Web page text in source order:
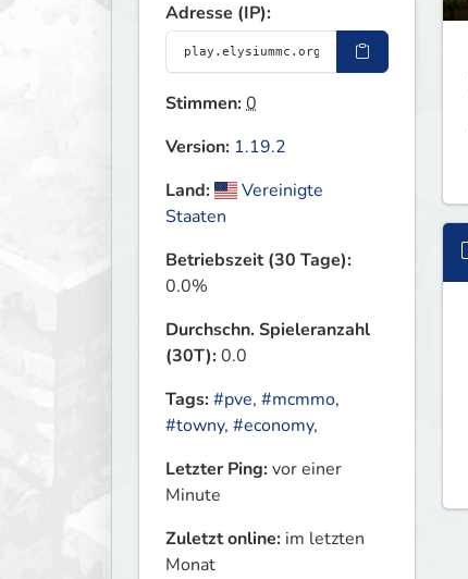
Adresse (IP):
Stimmen:0
Version: 1.19.2
Land:
Vereinigte
Staaten
Betriebszeit (30 Tage):
0.0%
Durchschn. Spieleranzahl
(30T):0.0
Tags:#pve, #mcmmo,
#towny, #economy,
Letzter Ping:vor einer
Minute
Zuletzt online: im letzten
Monat